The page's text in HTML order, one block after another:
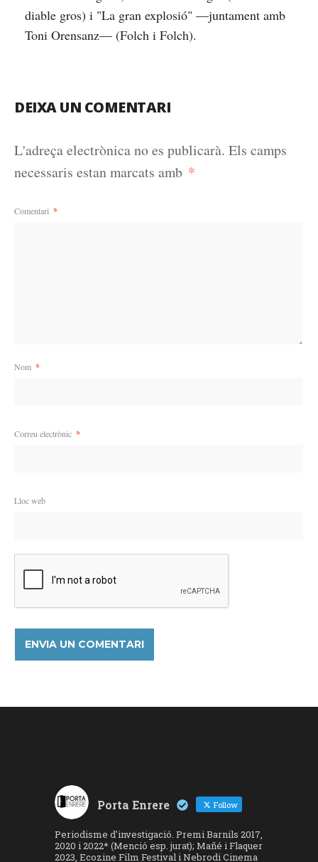
diable gros) i "La gran explosió" —juntament amb
Toni Orensanz— (Folch i Folch).
DEIXA UN COMENTARI
L'adreça electrònica no es publicarà. Els camps
necessaris estan marcats amb *
Comentari *
Nom *
Correu electrònic *
Lloc web
Porta Enrere Follow
Periodisme d'investigació. Premi Barnils 2017,
2020 i 2022* (Menció esp. jurat); Mañé i Flaquer
2023, Ecozine Film Festival i Nebrodi Cinema